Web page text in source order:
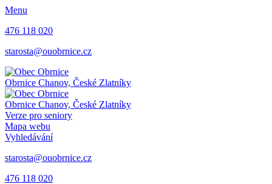
Menu
476 118 020
starosta@ouobrnice.cz
Obrnice Chanov, České Zlatníky
Obrnice Chanov, České Zlatníky
Verze pro seniory
Mapa webu
Vyhledávání
starosta@ouobrnice.cz
476 118 020